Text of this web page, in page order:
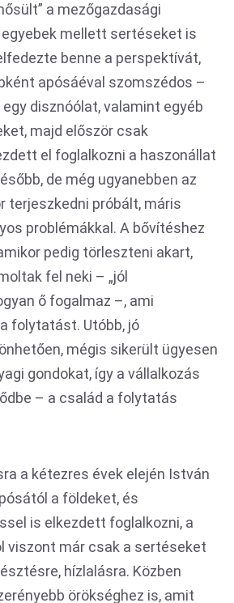
a mezőgazdasági
mellett sertéseket is
benne a perspektívát,
apósáéval szomszédos –
disznóólat, valamint egyéb
majd először csak
el foglalkozni a haszonállat
de még ugyanebben az
terjeszkedni próbált, máris
problémákkal. A bővítéshez
pedig törleszteni akart,
fel neki – „jól
ő fogalmaz –, ami
folytatást. Utóbb, jó
mégis sikerült ügyesen
gondokat, így a vállalkozás
– a család a folytatás
a kétezres évek elején István
a földeket, és
is elkezdett foglalkozni, a
viszont már csak a sertéseket
hízlalásra. Közben
örökséghez is, amit